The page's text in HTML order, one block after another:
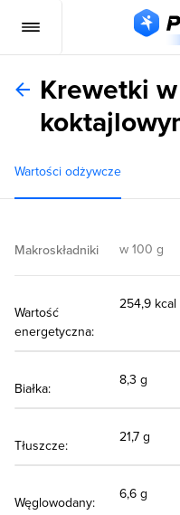
Krewetki
Wartości odżywcze
Makroskładniki w 100 g
Wartość
energetyczna:
254,9 kcal
Białka:
8,3 g
Tłuszcze:
21,7 g
Węglowodany:
6,6 g